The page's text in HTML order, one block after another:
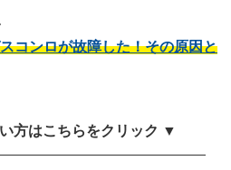
コンロが故障した！その原因と
方はこちらをクリック ▼